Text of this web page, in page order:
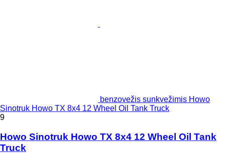
benzovežis sunkvežimis Howo
Sinotruk Howo TX 8x4 12 Wheel Oil Tank Truck
9
Howo Sinotruk Howo TX 8x4 12 Wheel Oil Tank
Truck